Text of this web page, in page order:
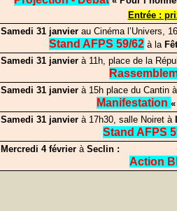
Entrée :
Samedi 31 janvier au Cinéma l’Univers,
Stand AFPS 59/62à la
Samedi 31 janvier à 11h, place de la
Samedi 31 janvierà 15h place du Cantin
Manifestation
Samedi 31 janvierà 17h30, salle Noiret à
Stand AFPS
Mercredi 4 février àSeclin :
Action